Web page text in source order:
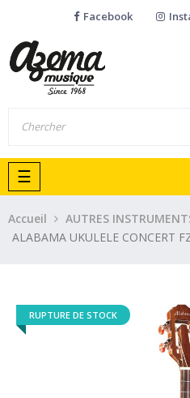
Facebook
Basculer
la
navigation
☰
Accueil AUTRES
ALABAMA UKULELE CONCERT
RUPTURE DE STOCK